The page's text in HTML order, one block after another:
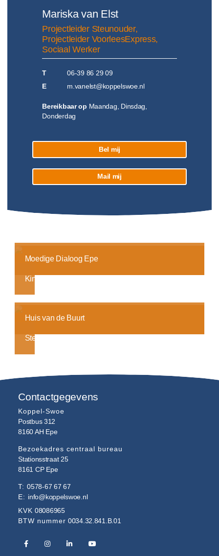
Mariska van Elst
Projectleider Steunouder,
Projectleider VoorleesExpress,
Sociaal Werker
T
06-39 86 29 09
E
m.vanelst@koppelswoe.nl
Bereikbaar op Maandag, Dinsdag,
Donderdag
Bel mij
Mail mij
Moedige Dialoog Epe
Kindertijd
Huis van de Buurt
Steunouder
Contactgegevens
Koppel-Swoe
Postbus 312
8160 AH Epe
Bezoekadres centraal bureau
Stationsstraat 25
8161 CP Epe
T:0578-67 67 67
E: info@koppelswoe.nl
KVK 08086965
BTW nummer 0034.32.841.B.01